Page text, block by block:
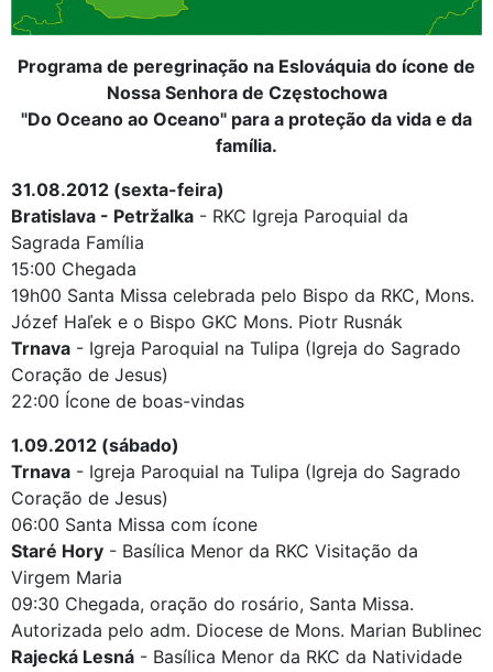
Programa de peregrinação na Eslováquia do ícone de
Nossa Senhora de Częstochowa
"Do Oceano ao Oceano" para a proteção da vida e da
família.
31.08.2012 (sexta-feira)
Bratislava - Petržalka - RKC Igreja Paroquial da
Sagrada Família
15:00 Chegada
19h00 Santa Missa celebrada pelo Bispo da RKC, Mons.
Józef Haľek e o Bispo GKC Mons. Piotr Rusnák
Trnava - Igreja Paroquial na Tulipa (Igreja do Sagrado
Coração de Jesus)
22:00 Ícone de boas-vindas
1.09.2012 (sábado)
Trnava - Igreja Paroquial na Tulipa (Igreja do Sagrado
Coração de Jesus)
06:00 Santa Missa com ícone
Staré Hory - Basílica Menor da RKC Visitação da
Virgem Maria
09:30 Chegada, oração do rosário, Santa Missa.
Autorizada pelo adm. Diocese de Mons. Marian Bublinec
Rajecká Lesná - Basílica Menor da RKC da Natividade